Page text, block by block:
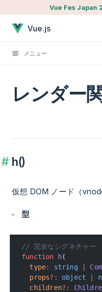
本文へジャンプ
Vue Fes Japan
Vue.js
メニュー
レンダー
h()
仮想 DOM ノード（
型
// 完全なシグネチャー
function h(
  type
: string |
  props
?: object
  children
?: